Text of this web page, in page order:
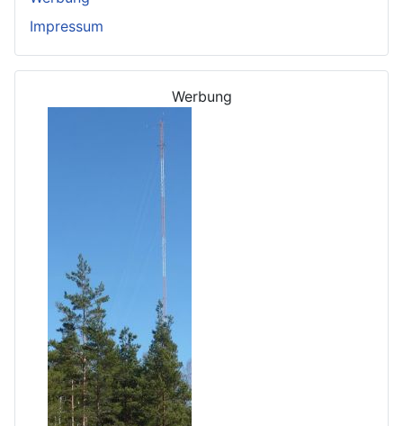
Impressum
Werbung